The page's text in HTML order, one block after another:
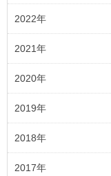
2022年
2021年
2020年
2019年
2018年
2017年